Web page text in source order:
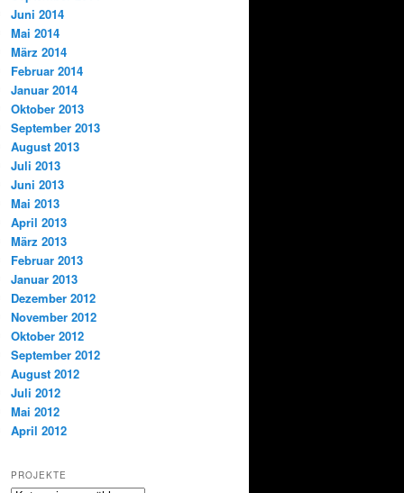
Juni 2014
Mai 2014
März 2014
Februar 2014
Januar 2014
Oktober 2013
September 2013
August 2013
Juli 2013
Juni 2013
Mai 2013
April 2013
März 2013
Februar 2013
Januar 2013
Dezember 2012
November 2012
Oktober 2012
September 2012
August 2012
Juli 2012
Mai 2012
April 2012
PROJEKTE